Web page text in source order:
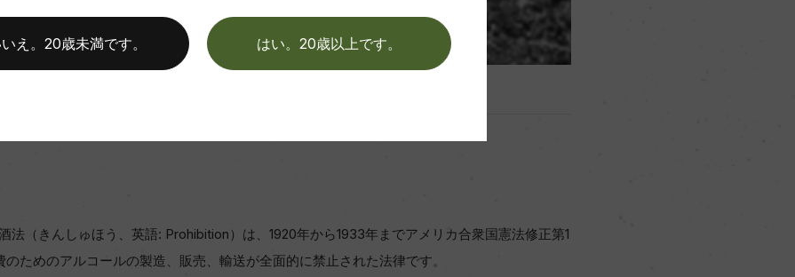
法（きんしゅほう、英語: Prohibition）は、1920年から1933年までアメリカ合衆国憲法修正第1
ためのアルコールの製造、販売、輸送が全面的に禁止された法律です。
はい。20歳以上です。
え。20歳未満です。